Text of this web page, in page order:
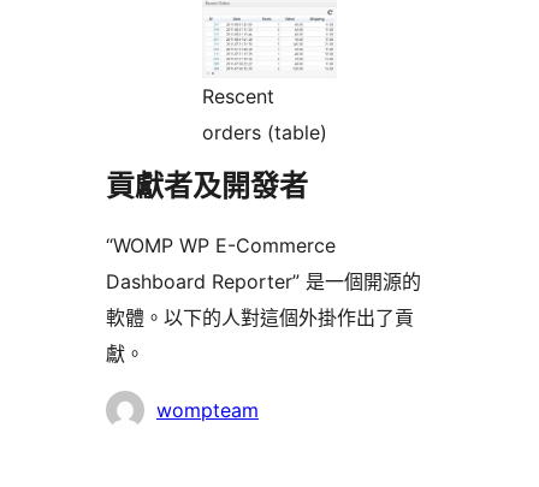
Rescent
orders (table)
貢獻者及開發者
“WOMP WP E-Commerce
Dashboard Reporter” 是一個開源的
軟體。以下的人對這個外掛作出了貢
獻。
貢
wompteam